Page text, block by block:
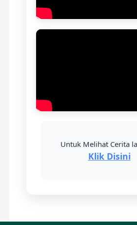
Untuk Melihat Cerita
Klik Disini